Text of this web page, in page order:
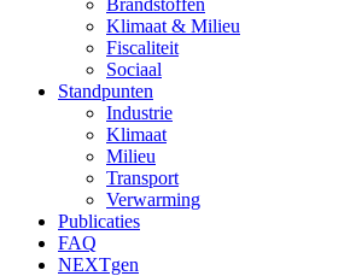
Brandstoffen
Klimaat & Milieu
Fiscaliteit
Sociaal
Standpunten
Industrie
Klimaat
Milieu
Transport
Verwarming
Publicaties
FAQ
NEXTgen